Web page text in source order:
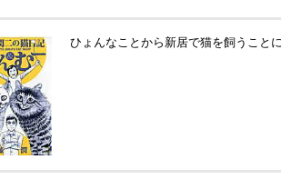
ひょんなことから新居で猫を飼うこと